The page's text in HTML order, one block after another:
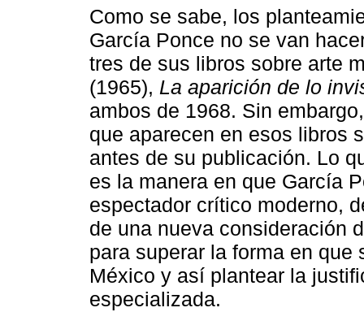
Como se sabe, los
García Ponce no se van
tres de sus libros sobre arte
(1965), La aparición de lo
ambos de 1968. Sin
que aparecen en esos libros
antes de su publicación. Lo
es la manera en que García
espectador crítico moderno,
de una nueva consideración
para superar la forma en que
México y así plantear la
especializada.